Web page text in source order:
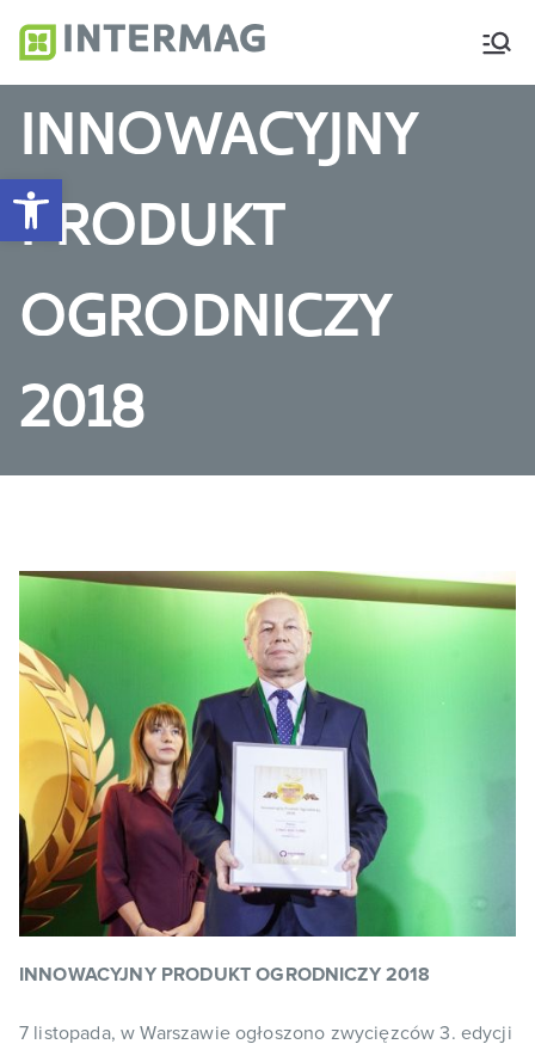
Otwórz pasek narzędzi
dolistnych i biostymulatorów
INNOWACYJNY
PRODUKT
OGRODNICZY
2018
INNOWACYJNY PRODUKT OGRODNICZY 2018
7 listopada, w Warszawie ogłoszono zwycięzców 3. edycji